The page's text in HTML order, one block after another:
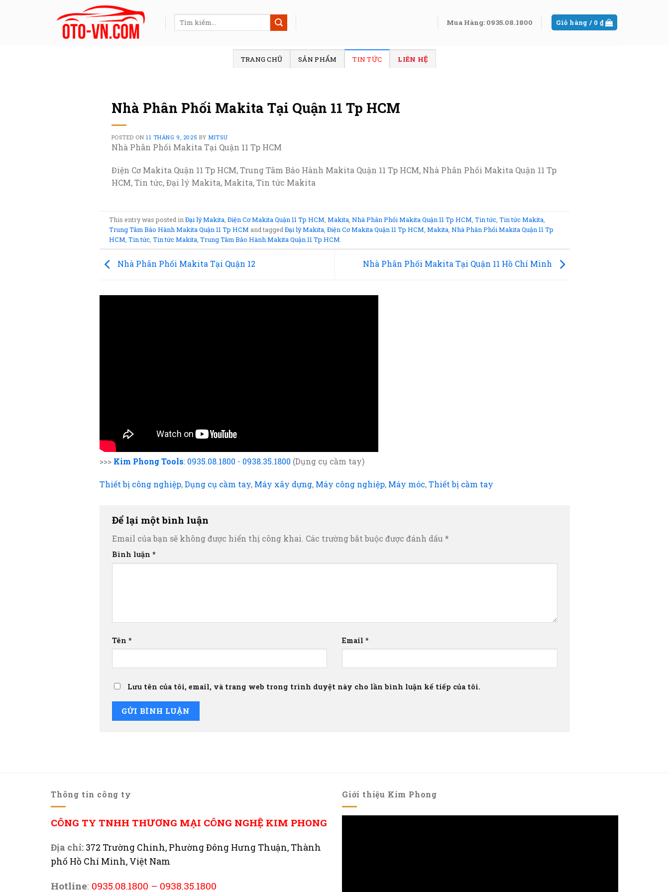
Tìm
kiếm:
Mua Hàng: 0935.08.1800 Giỏ hàng / 0 ₫
TRANG CHỦ SẢN PHẨM TIN TỨC LIÊN HỆ
Nhà Phân Phối Makita Tại Quận 11 Tp HCM
POSTED ON11 THÁNG 9, 2025 BY MITSU
Nhà Phân Phối Makita Tại Quận 11 Tp HCM
Điện Cơ Makita Quận 11 Tp HCM, Trung Tâm Bảo Hành Makita Quận 11 Tp HCM, Nhà Phân Phối Makita Quận 11 Tp
HCM, Tin tức, Đại lý Makita, Makita, Tin tức Makita
This entry was posted in Đại lý Makita Điện Cơ Makita Quận 11 Tp HCM Makita Nhà Phân Phối Makita Quận 11 Tp HCM Tin tức, Tin tức Makita
Trung Tâm Bảo Hành Makita Quận 11 Tp HCM and tagged Đại lý Makita Điện Cơ Makita Quận 11 Tp HCM Makita Nhà Phân Phối Makita Quận 11 Tp
HCM Tin tức, Tin tức Makita Trung Tâm Bảo Hành Makita Quận 11 Tp HCM
Nhà Phân Phối Makita Tại Quận 12 Nhà Phân Phối Makita Tại Quận 11 Hồ Chí Minh
>>> Kim Phong Tools: 0935.08.1800 - 0938.35.1800 (Dụng cụ cầm tay)
Thiết bị công nghiệp,Dụng cụ cầm tay, Máy xây dựng, Máy công nghiệp, Máy móc,Thiết bị cầm tay
Để lại một bình luận
Email của bạn sẽ không được hiển thị công khai. Các trường bắt buộc được đánh dấu *
Bình luận *
Tên * Email *
Lưu tên của tôi, email, và trang web trong trình duyệt này cho lần bình luận kế tiếp của tôi.
Thông tin công ty
CÔNG TY TNHH THƯƠNG MẠI CÔNG NGHỆ KIM PHONG
Địa chỉ: 372 Trường Chinh, Phường Đông Hưng Thuận, Thành
phố Hồ Chí Minh, Việt Nam
Hotline: 0935.08.1800 – 0938.35.1800
Giới thiệu Kim Phong